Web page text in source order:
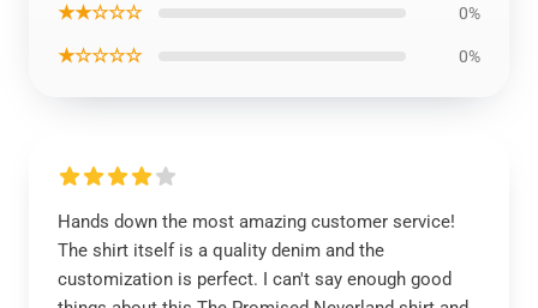
★★☆☆☆ 0%
★☆☆☆☆ 0%
Hands down the most amazing customer service!
The shirt itself is a quality denim and the
customization is perfect. I can't say enough good